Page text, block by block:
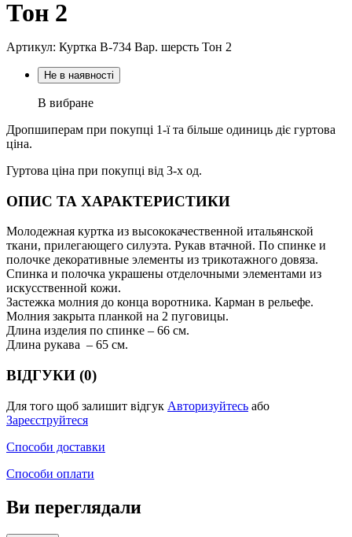
Тон 2
Артикул: Куртка В-734 Вар. шерсть Тон 2
Не в наявності
В вибране
Дропшиперам при покупці 1-ї та більше одиниць діє гуртова
ціна.
Гуртова ціна при покупці від 3-х од.
ОПИС ТА ХАРАКТЕРИСТИКИ
Молодежная куртка из высококачественной итальянской
ткани, прилегающего силуэта. Рукав втачной. По спинке и
полочке декоративные элементы из трикотажного довяза.
Спинка и полочка украшены отделочными элементами из
искусственной кожи.
Застежка молния до конца воротника. Карман в рельефе.
Молния закрыта планкой на 2 пуговицы.
Длина изделия по спинке – 66 см.
Длина рукава – 65 см.
ВІДГУКИ (0)
Для того щоб залишит відгук Авторизуйтесь або
Зареєструйтеся
Способи доставки
Способи оплати
Ви переглядали